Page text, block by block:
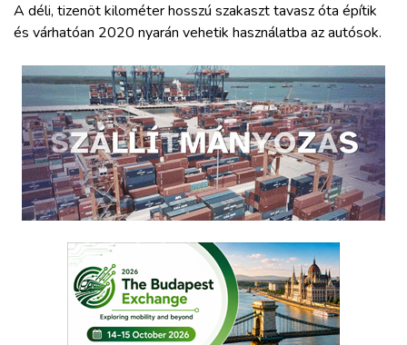
A déli, tizenöt kilométer hosszú szakaszt tavasz óta építik
és várhatóan 2020 nyarán vehetik használatba az autósok.